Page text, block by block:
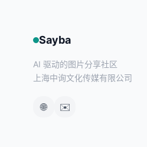
Sayba
AI 驱动的图片分享社区
上海中询文化传媒有限公司
🌐 ✉️